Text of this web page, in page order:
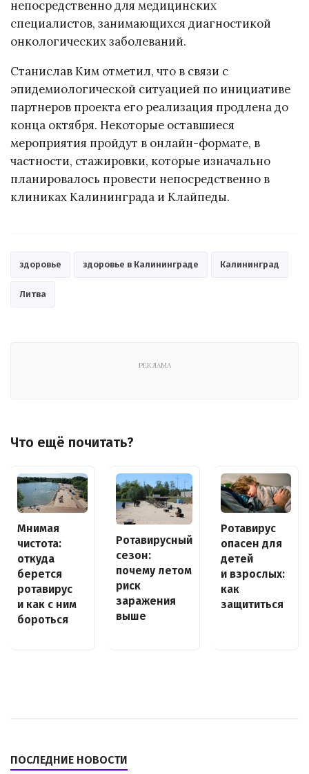
непосредственно для медицинских
специалистов, занимающихся диагностикой
онкологических заболеваний.
Станислав Ким отметил, что в связи с
эпидемиологической ситуацией по инициативе
партнеров проекта его реализация продлена до
конца октября. Некоторые оставшиеся
мероприятия пройдут в онлайн-формате, в
частности, стажировки, которые изначально
планировалось провести непосредственно в
клиниках Калининграда и Клайпеды.
здоровье здоровье в Калининграде Калининград
Литва
РЕКЛАМА
Что ещё почитать?
Мнимая
чистота:
откуда
берется
ротавирус
и как с ним
бороться
Ротавирусный
сезон:
почему летом
риск
заражения
выше
Ротавирус
опасен для
детей
и взрослых:
как
защититься
ПОСЛЕДНИЕ НОВОСТИ